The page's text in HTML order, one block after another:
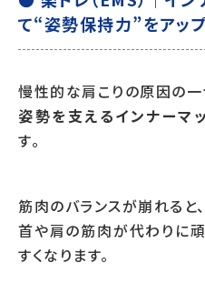
て“姿勢保持力”をアップ
慢性的な肩こりの原因の一
姿勢を支えるインナーマ
す。
筋肉のバランスが崩れると、
首や肩の筋肉が代わりに
すくなります。